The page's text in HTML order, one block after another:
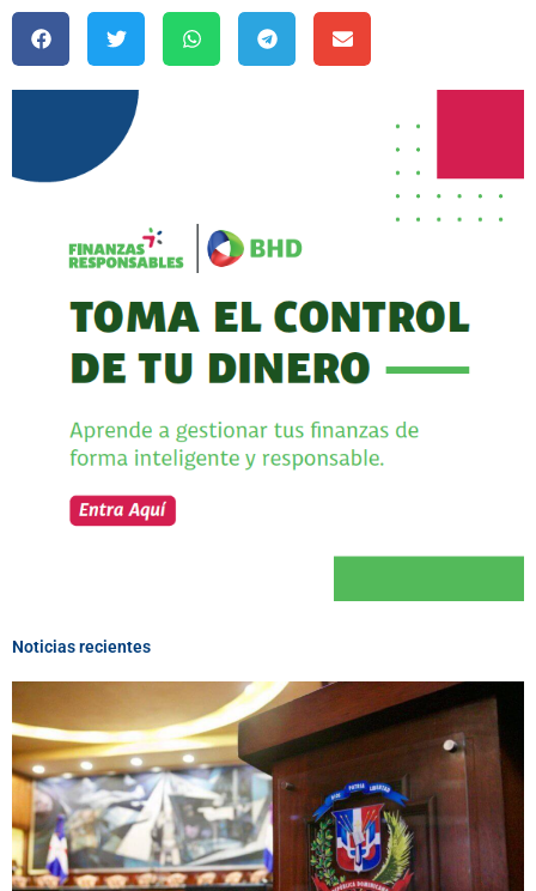
Noticias recientes